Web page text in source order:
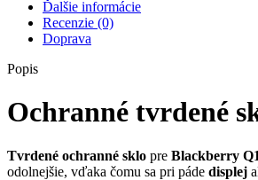
Ďalšie informácie
Recenzie (0)
Doprava
Popis
Ochranné tvrdené
Tvrdené ochranné sklo pre Blackberry
odolnejšie, vďaka čomu sa pri páde displej